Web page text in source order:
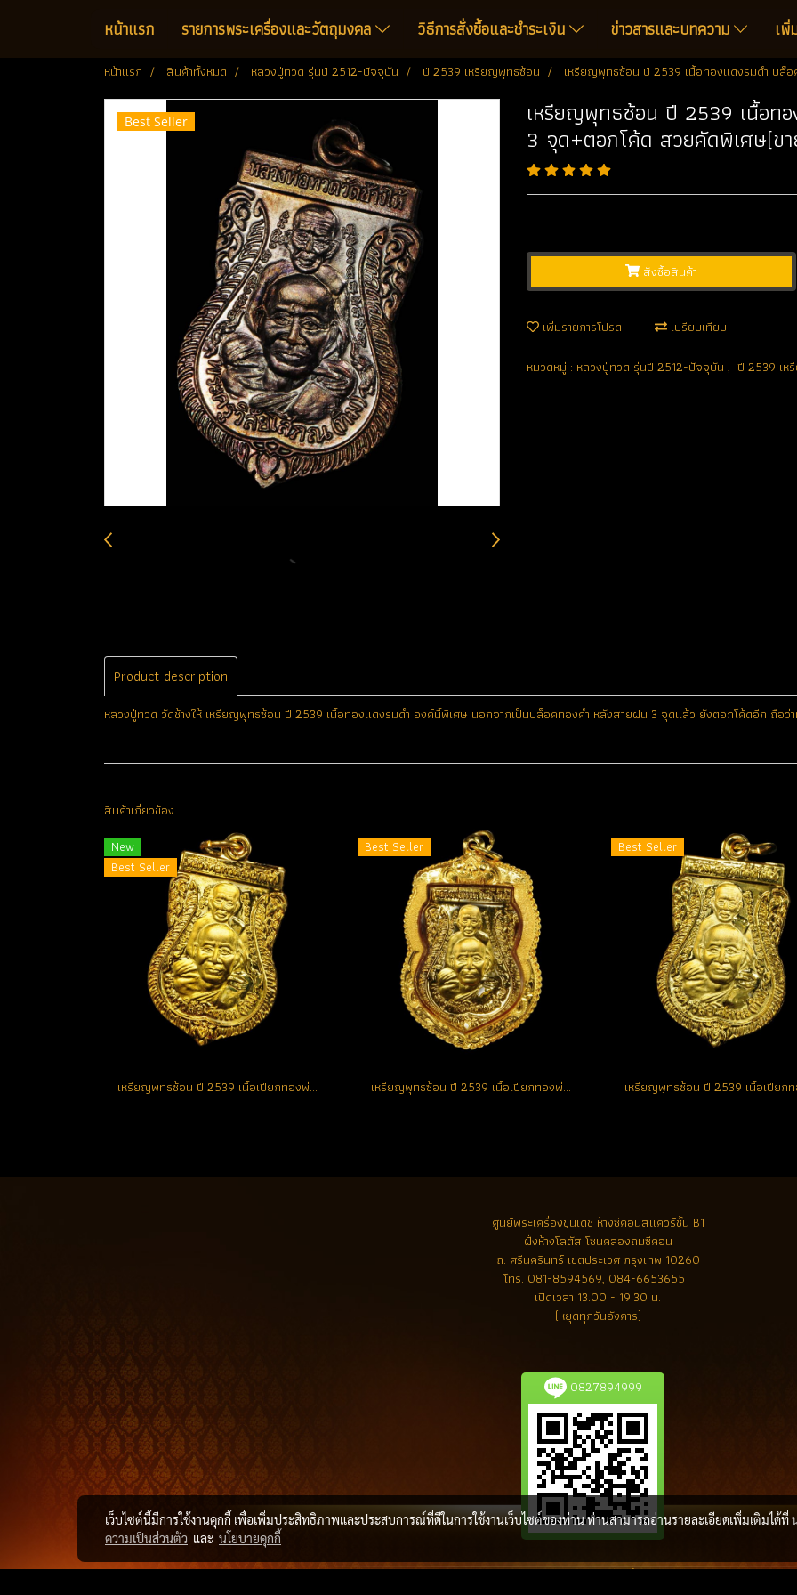
หน้าแรก รายการพระเครื่องและวัตถุมงคล วิธีการสั่งซื้อและชำระเงิน ข่าวสารและบทความ เพิ่
หน้าแรก สินค้าทั้งหมด หลวงปู่ทวด รุ่นปี 2512-ปัจจุบัน ปี 2539 เหรียญพุทธซ้อน เหรียญพุทธซ้อน ปี 2539 เนื้อทองแดงรมดำ บล็
Best Seller เหรียญพุทธซ้อน ปี 2539 เนื้อท
3 จุด+ตอกโค้ด สวยคัดพิเศษ(ข
สั่งซื้อสินค้า
เพิ่มรายการโปรด เปรียบเทียบ
หมวดหมู่ : หลวงปู่ทวด รุ่นปี 2512-ปัจจุบัน , ปี 2539 เห
Product description
หลวงปู่ทวด วัดช้างให้ เหรียญพุทธซ้อน ปี 2539 เนื้อทองแดงรมดำ องค์นี้พิเศษ นอกจากเป็นบล็อคทองคำ หลังสายฝน 3 จุดแล้ว ยังตอกโค้ดอีก ถือว่
สินค้าเกี่ยวข้อง
New
Best Seller
เหรียญพทธซ้อน ปี 2539 เนื้อเปียกทองพ่นทราย ตอกโค้ด แจกกรรมการ หายากสุด องค์ที่ 1 (โทรถาม)
Best Seller
เหรียญพุทธซ้อน ปี 2539 เนื้อเปียกทองพ่นทราย ตอกโค้ด แจกกรรมการ องค์ที่ 2 (โชว์)
Best Seller
ศูนย์พระเครื่องขุนเดช ห้างซีคอนสแควร์ชั้น B1
ฝั่งห้างโลตัส โซนคลองถมซีคอน
ถ. ศรีนครินทร์ เขตประเวศ กรุงเทพ 10260
โทร. 081-8594569, 084-6653655
เปิดเวลา 13.00 - 19.30 น.
(หยุดทุกวันอังคาร)
0827894999
ลิขสิทธิ์ โดย พระเครื่องล้ำค่า.com
เว็บไซต์นี้มีการใช้งานคุกกี้ เพื่อเพิ่มประสิทธิภาพและประสบการณ์ที่ดีในการใช้งานเว็บไซต์ของท่าน ท่านสามารถอ่านรายละเอียดเพิ่มเติมได้ที่
ความเป็นส่วนตัว และ นโยบายคุกกี้